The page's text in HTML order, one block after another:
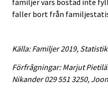
familjer vars bostad inte
faller bort från
Källa: Familjer 2019,
Förfrågningar: Marjut
Nikander 029 551 3250,